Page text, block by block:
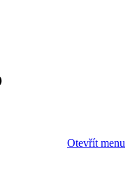
Otevřít menu